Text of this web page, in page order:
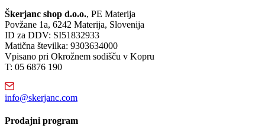
Škerjanc shop d.o.o., PE Materija
Povžane 1a, 6242 Materija, Slovenija
ID za DDV: SI51832933
Matična številka: 9303634000
Vpisano pri Okrožnem sodišču v Kopru
T: 05 6876 190
info@skerjanc.com
Prodajni program